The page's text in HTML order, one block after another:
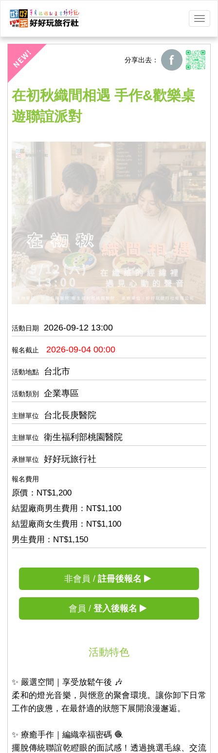
選
切
換
分享出去：
在初秋織間相遇 手作&歡樂桌
遊聯誼派對
活動日期 2026-09-12 13:00
報名截止 2026-09-04 00:00
活動地點 台北市
活動類別 企業專區
主辦單位 台北長庚醫院
主辦單位 衛生福利部桃園醫院
承辦單位 好好玩旅行社
報名費用
原價：NT$1,200
結盟廠商男生費用：NT$1,100
結盟廠商女生費用：NT$1,100
男生費用：NT$1,150
非會員 / 註冊後報名
會員 / 登入後報名
活動特色
✨ 嚴選空間｜享受放鬆午後 🎶
柔和的燈光音樂，與愜意的聚會環境。讓你卸下日常
工作的疲憊，在最舒適的狀態下展開浪漫邂逅。
✨ 療癒手作｜編織幸福密碼 🧶
擺脫傳統聯誼乾瞪眼的面試感！透過挑選毛線、交流